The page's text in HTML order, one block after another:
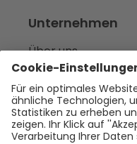
Unternehmen
Über uns
Karriere we‘re hiring
Presse
Empfehlen